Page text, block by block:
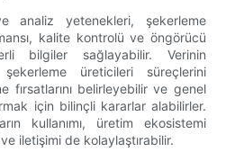
analiz yetenekleri, şekerleme
kalite kontrolü ve öngörücü
bilgiler sağlayabilir. Verinin
üreticileri süreçlerini
fırsatlarını belirleyebilir ve genel
için bilinçli kararlar alabilirler.
kullanımı, üretim ekosistemi
iletişimi de kolaylaştırabilir.